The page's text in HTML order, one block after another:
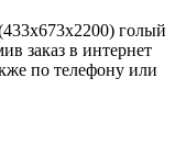
голый
заказ в интернет
по телефону или